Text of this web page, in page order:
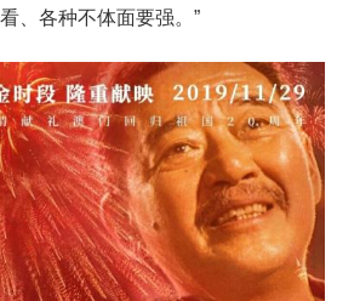
、各种不体面要强。”